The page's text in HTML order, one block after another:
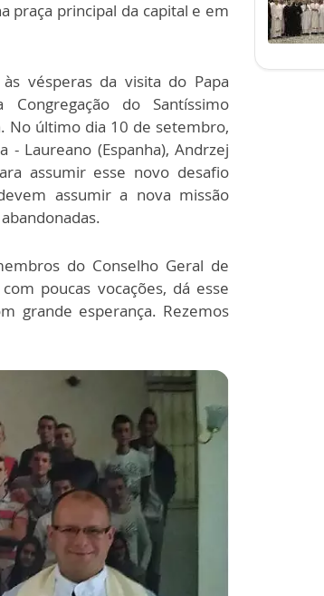
praça principal da capital e em
às vésperas da visita do Papa
Congregação do Santíssimo
No último dia 10 de setembro,
Laureano (Espanha), Andrzej
assumir esse novo desafio
assumir a nova missão
do Conselho Geral de
poucas vocações, dá esse
grande esperança. Rezemos